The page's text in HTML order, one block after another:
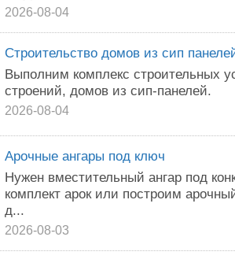
2026-08-04
Строительство домов из сип
Выполним комплекс строительных
строений, домов из сип-панелей.
2026-08-04
Арочные ангары под ключ
Нужен вместительный ангар под
комплект арок или построим
д...
2026-08-03